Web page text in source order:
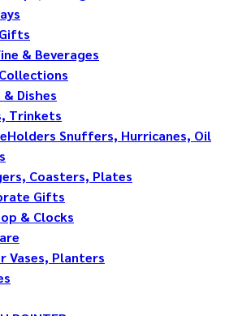
& Beverages
& Dishes
Trinkets
Snuffers, Hurricanes, Oil
Coasters, Plates
Gifts
& Clocks
Vases, Planters